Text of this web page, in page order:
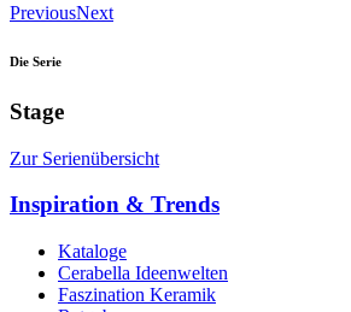
PreviousNext
Die Serie
Stage
Zur Serienübersicht
Inspiration & Trends
Kataloge
Cerabella Ideenwelten
Faszination Keramik